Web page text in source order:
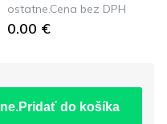
ostatne.Cena bez DPH
0.00 €
do košíka